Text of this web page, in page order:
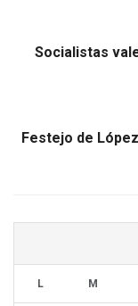
Socialistas
Festejo de
L M